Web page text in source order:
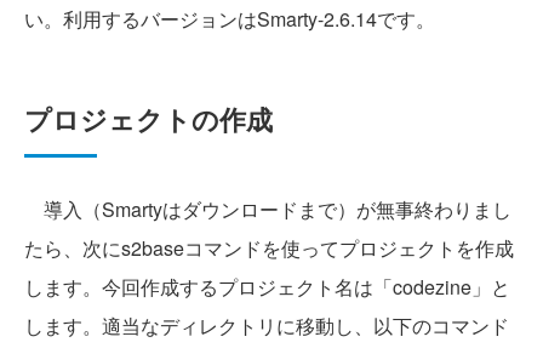
い。利用するバージョンはSmarty-2.6.14です。
プロジェクトの作成
導入（Smartyはダウンロードまで）が無事終わりまし
たら、次にs2baseコマンドを使ってプロジェクトを作成
します。今回作成するプロジェクト名は「codezine」と
します。適当なディレクトリに移動し、以下のコマンド